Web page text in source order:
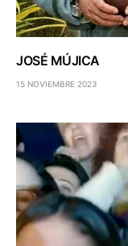
JOSÉ MÚJICA
15 NOVIEMBRE 2023